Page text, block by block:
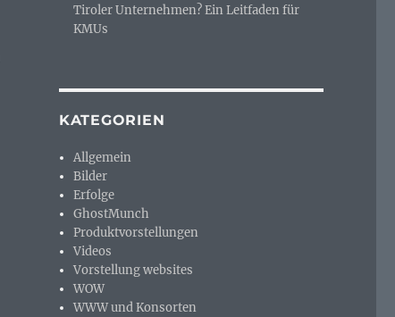
Tiroler Unternehmen? Ein Leitfaden für
KMUs
KATEGORIEN
Allgemein
Bilder
Erfolge
GhostMunch
Produktvorstellungen
Videos
Vorstellung websites
WOW
WWW und Konsorten